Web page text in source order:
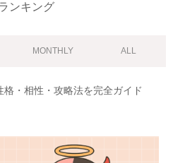
ンキング
MONTHLY ALL
・相性・攻略法を完全ガイド